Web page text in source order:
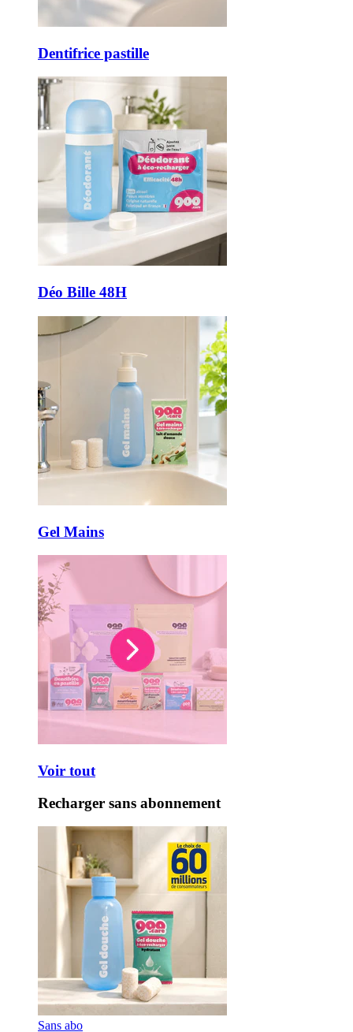
Dentifrice pastille
Déo Bille 48H
Gel Mains
Voir tout
Recharger sans abonnement
Sans abo